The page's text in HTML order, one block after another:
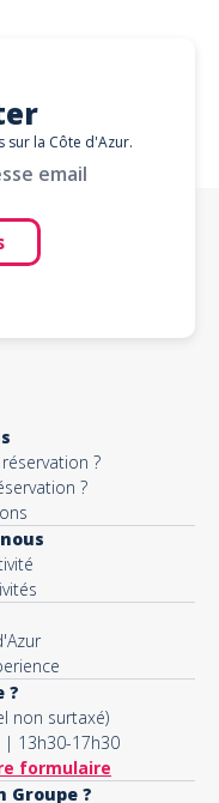
sur la Côte d'Azur.
email
?
?
?
non surtaxé)
| 13h30-17h30
formulaire
Groupe ?